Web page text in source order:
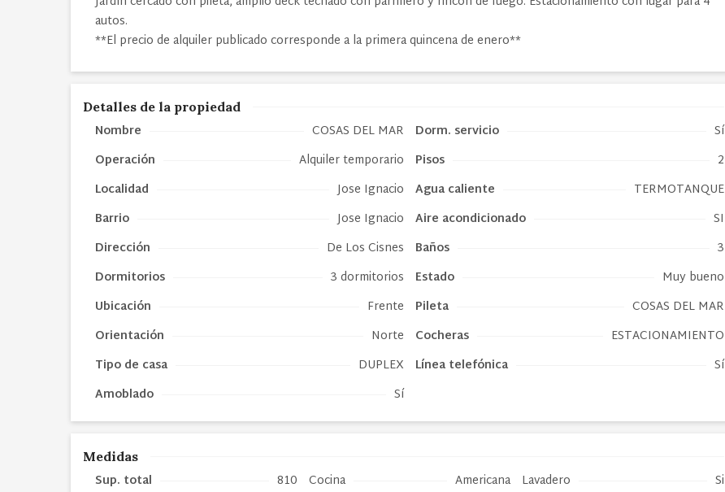
autos.
**El precio de alquiler publicado corresponde a la primera quincena de enero**
Detalles de la propiedad
Nombre
COSAS DEL MAR
Operación
Alquiler temporario
Localidad
Jose Ignacio
Barrio
Jose Ignacio
Dirección
De Los Cisnes
Dormitorios
3 dormitorios
Ubicación
Frente
Orientación
Norte
Tipo de casa
DUPLEX
Amoblado
Sí
Dorm. servicio
Sí
Pisos
2
Agua caliente
TERMOTANQUE
Aire acondicionado
SI
Baños
3
Estado
Muy bueno
Pileta
COSAS DEL MAR
Cocheras
ESTACIONAMIENTO
Línea telefónica
Sí
Medidas
Sup. total
810 Cocina
Americana Lavadero
Si